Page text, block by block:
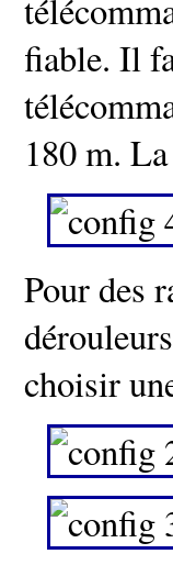
fiable. Il
180 m.
Pour des
choisir